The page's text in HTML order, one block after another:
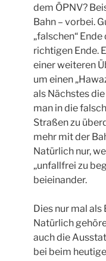
dem ÖPNV?
Bahn – vorbei.
„falschen“
richtigen Ende.
einer weiteren
um einen
als Nächstes
man in die
Straßen zu
mehr mit der
Natürlich nur,
„unfallfrei zu
beieinander.
Dies nur mal
Natürlich
auch die
bei beim